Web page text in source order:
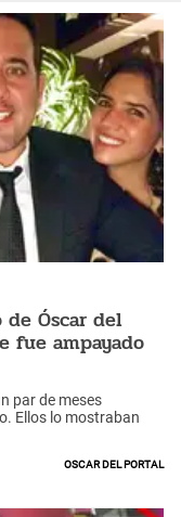
Óscar del
fue ampayado
par de meses
Ellos lo mostraban
Oscar del Portal